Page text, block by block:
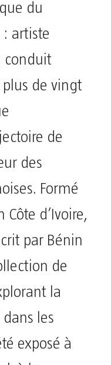
du
artiste
conduit
de vingt
de
des
Formé
d’Ivoire,
par Bénin
de
la
les
exposé à